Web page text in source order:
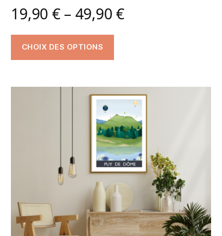
19,90 €– 49,90€
CHOIX DES OPTIONS